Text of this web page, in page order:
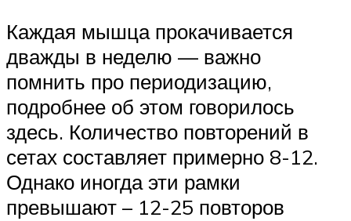
Каждая мышца прокачивается
дважды в неделю — важно
помнить про периодизацию,
подробнее об этом говорилось
здесь. Количество повторений в
сетах составляет примерно 8-12.
Однако иногда эти рамки
превышают – 12-25 повторов